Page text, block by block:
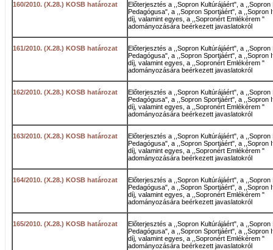
160/2010. (X.28.) KOSB határozat
Előterjesztés a ,,Sopron Kultúrájáért", a ,,Sopron
Pedagógusa", a ,,Sopron Sportjáért", a ,,Sopron
díj, valamint egyes, a ,,Sopronért Emlékérem "
adományozására beérkezett javaslatokról
161/2010. (X.28.) KOSB határozat
Előterjesztés a ,,Sopron Kultúrájáért", a ,,Sopron
Pedagógusa", a ,,Sopron Sportjáért", a ,,Sopron
díj, valamint egyes, a ,,Sopronért Emlékérem "
adományozására beérkezett javaslatokról
162/2010. (X.28.) KOSB határozat
Előterjesztés a ,,Sopron Kultúrájáért", a ,,Sopron
Pedagógusa", a ,,Sopron Sportjáért", a ,,Sopron
díj, valamint egyes, a ,,Sopronért Emlékérem "
adományozására beérkezett javaslatokról
163/2010. (X.28.) KOSB határozat
Előterjesztés a ,,Sopron Kultúrájáért", a ,,Sopron
Pedagógusa", a ,,Sopron Sportjáért", a ,,Sopron
díj, valamint egyes, a ,,Sopronért Emlékérem "
adományozására beérkezett javaslatokról
164/2010. (X.28.) KOSB határozat
Előterjesztés a ,,Sopron Kultúrájáért", a ,,Sopron
Pedagógusa", a ,,Sopron Sportjáért", a ,,Sopron
díj, valamint egyes, a ,,Sopronért Emlékérem "
adományozására beérkezett javaslatokról
165/2010. (X.28.) KOSB határozat
Előterjesztés a ,,Sopron Kultúrájáért", a ,,Sopron
Pedagógusa", a ,,Sopron Sportjáért", a ,,Sopron
díj, valamint egyes, a ,,Sopronért Emlékérem "
adományozására beérkezett javaslatokról